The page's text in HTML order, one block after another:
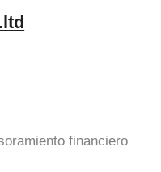
financiero